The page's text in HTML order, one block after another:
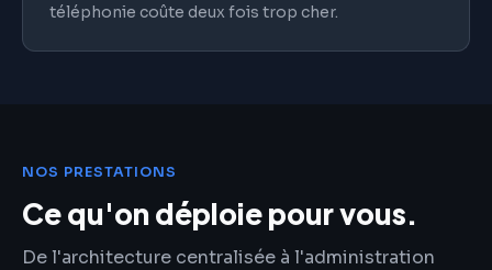
téléphonie coûte deux fois trop cher.
NOS PRESTATIONS
Ce qu'on déploie pour vous.
De l'architecture centralisée à l'administration